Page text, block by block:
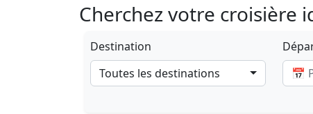
Cherchez votre croisière
Destination
Toutes les destinations